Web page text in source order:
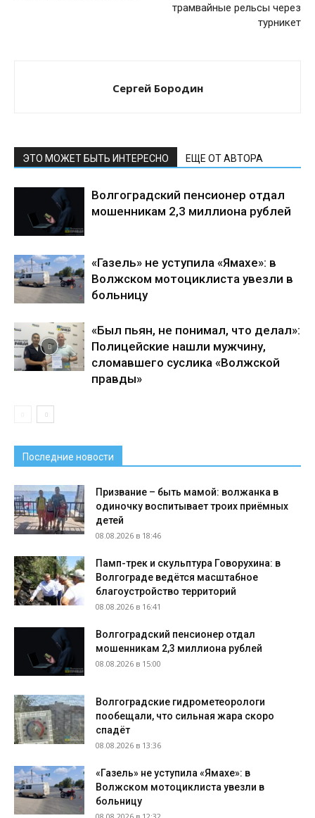
трамвайные рельсы через
турникет
Сергей Бородин
ЭТО МОЖЕТ БЫТЬ ИНТЕРЕСНО ЕЩЕ ОТ АВТОРА
Волгоградский пенсионер отдал
мошенникам 2,3 миллиона рублей
«Газель» не уступила «Ямахе»: в
Волжском мотоциклиста увезли в
больницу
«Был пьян, не понимал, что делал»:
Полицейские нашли мужчину,
сломавшего суслика «Волжской
правды»
Последние новости
Призвание – быть мамой: волжанка в
одиночку воспитывает троих приёмных
детей
08.08.2026 в 18:46
Памп-трек и скульптура Говорухина: в
Волгограде ведётся масштабное
благоустройство территорий
08.08.2026 в 16:41
Волгоградский пенсионер отдал
мошенникам 2,3 миллиона рублей
08.08.2026 в 15:00
Волгоградские гидрометеорологи
пообещали, что сильная жара скоро
спадёт
08.08.2026 в 13:36
«Газель» не уступила «Ямахе»: в
Волжском мотоциклиста увезли в
больницу